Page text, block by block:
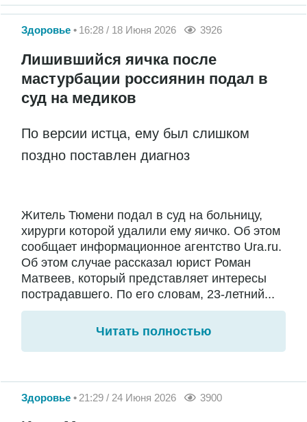
Здоровье 16:28 / 18 Июня 2026 3926
Лишившийся яичка после
мастурбации россиянин подал в
суд на медиков
По версии истца, ему был слишком
поздно поставлен диагноз
Житель Тюмени подал в суд на больницу,
хирурги которой удалили ему яичко. Об этом
сообщает информационное агентство Ura.ru.
Об этом случае рассказал юрист Роман
Матвеев, который представляет интересы
пострадавшего. По его словам, 23-летний...
Читать полностью
Здоровье 21:29 / 24 Июня 2026 3900